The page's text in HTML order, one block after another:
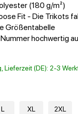
(180 g/m²)
Fit - Die Trikots
Größentabelle
hochwertig
Lieferzeit (DE): 2-3
L XL 2XL